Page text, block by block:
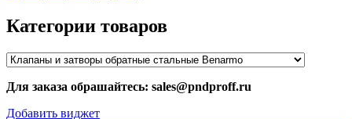
Категории товаров
Для заказа обрашайтесь: sales@pndproff.ru
Добавить виджет